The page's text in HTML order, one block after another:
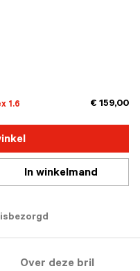
1.6 € 159,00
In winkelmand
Over deze bril